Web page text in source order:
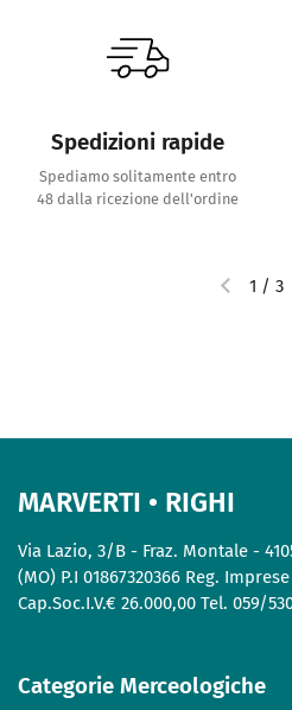
Spedizioni rapide
Spediamo solitamente entro
48 dalla ricezione dell'ordine
1 / 3
MARVERTI • RIGHI
Via Lazio, 3/B - Fraz. Montale -
(MO) P.I 01867320366 Reg.
Cap.Soc.I.V.€ 26.000,00 Tel. 059/
Categorie Merceologiche